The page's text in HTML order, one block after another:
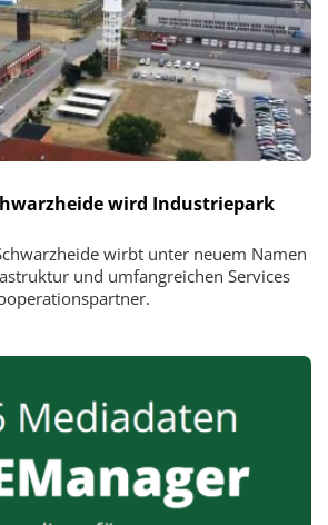
wird Industriepark
wirbt unter neuem Namen
und umfangreichen Services